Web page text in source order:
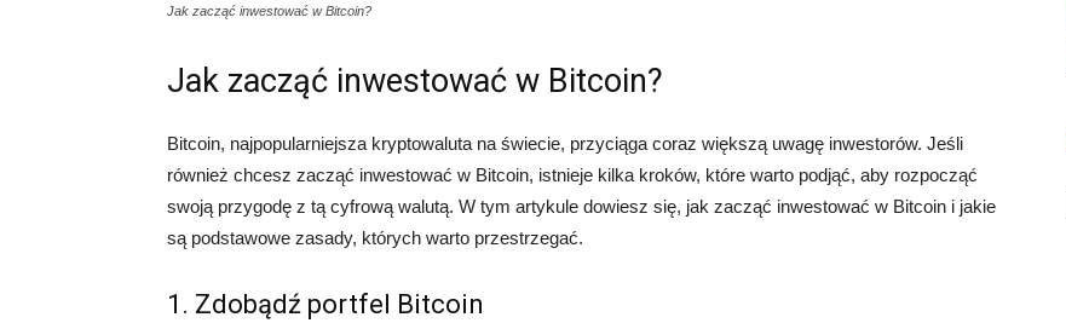
Jak zacząć inwestować w Bitcoin?
Jak zacząć inwestować w Bitcoin?
Bitcoin, najpopularniejsza kryptowaluta na świecie, przyciąga coraz większą uwagę inwestorów. Jeśli
również chcesz zacząć inwestować w Bitcoin, istnieje kilka kroków, które warto podjąć, aby rozpocząć
swoją przygodę z tą cyfrową walutą. W tym artykule dowiesz się, jak zacząć inwestować w Bitcoin i jakie
są podstawowe zasady, których warto przestrzegać.
1. Zdobądź portfel Bitcoin